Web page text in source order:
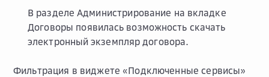
В разделе Администрирование на вкладке
Договоры появилась возможность скачать
электронный экземпляр договора.
Фильтрация в виджете «Подключенные сервисы»